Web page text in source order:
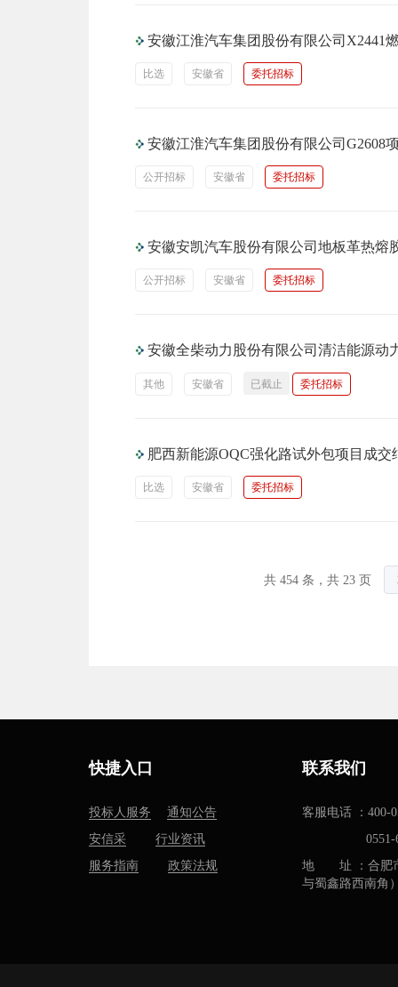
安徽江淮汽车集团股份有限公司X2441
比选 安徽省 委托招标
安徽江淮汽车集团股份有限公司G2608
公开招标 安徽省 委托招标
安徽安凯汽车股份有限公司地板革热熔
公开招标 安徽省 委托招标
安徽全柴动力股份有限公司清洁能源动
其他 安徽省 已截止 委托招标
肥西新能源OQC强化路试外包项目成交
比选 安徽省 委托招标
共 454 条，共 23 页
快捷入口
投标人服务
通知公告
安信采
行业资讯
服务指南
政策法规
联系我们
客服电话 ：400-
0551-
地 址 ：合肥市
与蜀鑫路西南角